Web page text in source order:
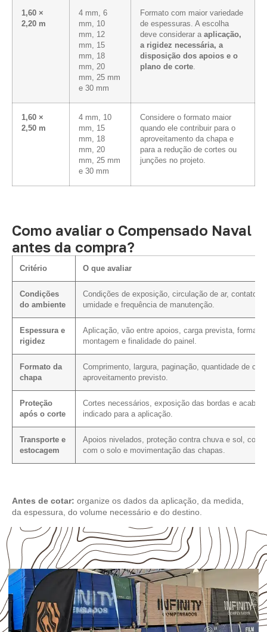
1,60 ×
2,20 m
4 mm, 6
mm, 10
mm, 12
mm, 15
mm, 18
mm, 20
mm, 25 mm
e 30 mm
Formato com maior variedade
de espessuras. A escolha
deve considerar a aplicação,
a rigidez necessária, a
disposição dos apoios e o
plano de corte.
1,60 ×
2,50 m
4 mm, 10
mm, 15
mm, 18
mm, 20
mm, 25 mm
e 30 mm
Considere o formato maior
quando ele contribuir para o
aproveitamento da chapa e
para a redução de cortes ou
junções no projeto.
Como avaliar o Compensado Naval
antes da compra?
Critério O que avaliar
Condições
do ambiente
Condições de exposição, circulação de ar, contato
umidade e frequência de manutenção.
Espessura e
rigidez
Aplicação, vão entre apoios, carga prevista, forma de
montagem e finalidade do painel.
Formato da
chapa
Comprimento, largura, paginação, quantidade de
aproveitamento previsto.
Proteção
após o corte
Cortes necessários, exposição das bordas e
indicado para a aplicação.
Transporte e
estocagem
Apoios nivelados, proteção contra chuva e sol,
com o solo e movimentação das chapas.
Antes de cotar: organize os dados da aplicação, da medida,
da espessura, do volume necessário e do destino.